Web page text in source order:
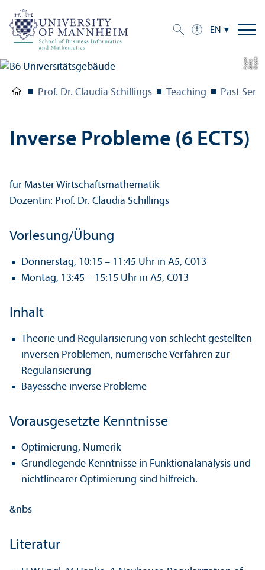
EN
C
r
e
dit:
A
n
n
aL
o
g
u
e
Prof. Dr. Claudia Schillings Teaching Past
Inverse Probleme (6 ECTS)
für Master Wirtschaftsmathematik
Dozentin: Prof. Dr. Claudia Schillings
Vorlesung/Übung
Donnerstag, 10:15 – 11:45 Uhr in A5, C013
Montag, 13:45 – 15:15 Uhr in A5, C013
Inhalt
Theorie und Regularisierung von schlecht gestellten
inversen Problemen, numerische Verfahren zur
Regularisierung
Bayessche inverse Probleme
Vorausgesetzte Kenntnisse
Optimierung, Numerik
Grundlegende Kenntnisse in Funktionalanalysis und
nichtlinearer Optimierung sind hilfreich.
&nbs
Literatur